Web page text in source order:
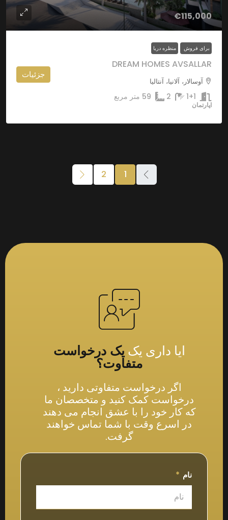
€115,000
برای فروش منظره دریا
DREAM HOMES AVSALLAR
آوسالار، آلانیا، آنتالیا
1+1
2
59 متر مربع
اپارتمان
جزئیات
1
2
ایا داری یک یک درخواست
متفاوت؟
اگر درخواست متفاوتی دارید ،
درخواست کمک کنید و متخصصان ما
که کار خود را با عشق انجام می دهند
در اسرع وقت با شما تماس خواهند
گرفت.
نام